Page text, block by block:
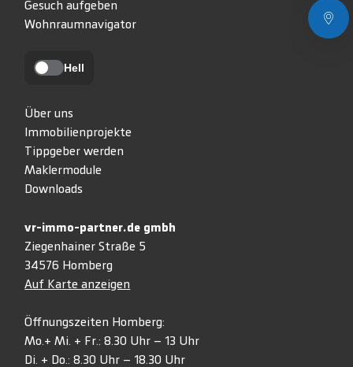
Gesuch aufgeben
Wohnraumnavigator
Hell
Über uns
Immobilienprojekte
Tippgeber werden
Maklermodule
Downloads
vr-immo-partner.de gmbh
Ziegenhainer Straße 5
34576 Homberg
Auf Karte anzeigen
Öffnungszeiten Homberg:
Mo.+ Mi. + Fr.: 8.30 Uhr – 13 Uhr
Di. + Do.: 8.30 Uhr – 18.30 Uhr